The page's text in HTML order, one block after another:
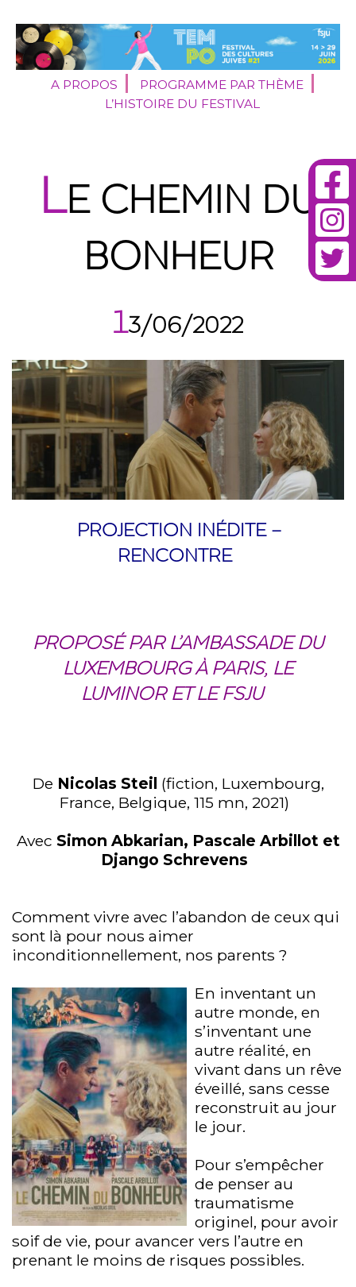
A PROPOS
PROGRAMME PAR THÈME
L’HISTOIRE DU FESTIVAL
LE CHEMIN DU
BONHEUR
13/06/2022
PROJECTION INÉDITE –
RENCONTRE
PROPOSÉ PAR L’AMBASSADE DU
LUXEMBOURG À PARIS, LE
LUMINOR ET LE FSJU
De Nicolas Steil (fiction, Luxembourg,
France, Belgique, 115 mn, 2021)
Avec Simon Abkarian, Pascale Arbillot et
Django Schrevens
Comment vivre avec l’abandon de ceux qui
sont là pour nous aimer
inconditionnellement, nos parents ?
En inventant un
autre monde, en
s’inventant une
autre réalité, en
vivant dans un rêve
éveillé, sans cesse
reconstruit au jour
le jour.
Pour s’empêcher
de penser au
traumatisme
originel, pour avoir
soif de vie, pour avancer vers l’autre en
prenant le moins de risques possibles.